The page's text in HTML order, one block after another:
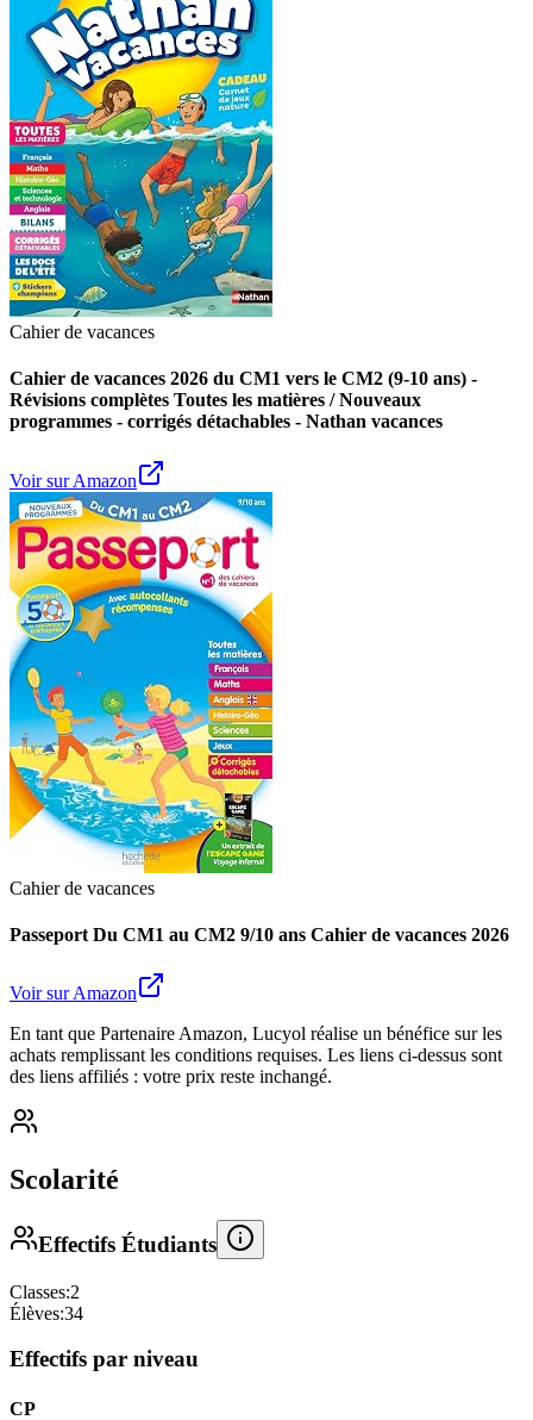
Cahier de vacances
Cahier de vacances 2026 du CM1 vers le CM2 (9-10 ans) -
Révisions complètes Toutes les matières / Nouveaux
programmes - corrigés détachables - Nathan vacances
Voir sur Amazon
Cahier de vacances
Passeport Du CM1 au CM2 9/10 ans Cahier de vacances 2026
Voir sur Amazon
En tant que Partenaire Amazon, Lucyol réalise un bénéfice sur les
achats remplissant les conditions requises. Les liens ci-dessus sont
des liens affiliés : votre prix reste inchangé.
Scolarité
Effectifs Étudiants
Classes:2
Élèves:34
Effectifs par niveau
CP